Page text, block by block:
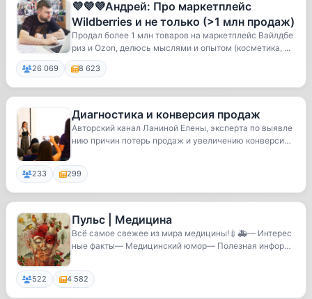
💜💜💜Андрей: Про маркетплейс
Wildberries и не только (>1 млн продаж)
Продал более 1 млн товаров на маркетплейс Вайлдбе
риз и Ozon, делюсь мыслями и опытом (косметика, ...
26 069 8 623
Диагностика и конверсия продаж
Авторский канал Ланиной Елены, эксперта по выявле
нию причин потерь продаж и увеличению конверси
233 299
Пульс | Медицина
Всё самое свежее из мира медицины!💉🚑— Интерес
ные факты— Медицинский юмор— Полезная информа
522 4 582